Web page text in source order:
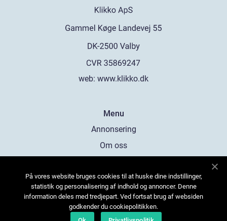
web: www.klikko.dk
Menu
Annonsering
Om oss
Kontakta oss
Sitemap
På vores website bruges cookies til at huske dine indstillinger,
statistik og personalisering af indhold og annoncer. Denne
information deles med tredjepart. Ved fortsat brug af websiden
godkender du cookiepolitikken.